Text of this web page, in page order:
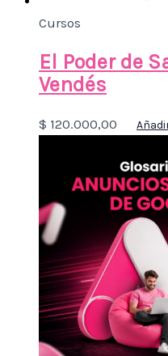
Cursos
El Poder de
Vendés
$ 120.000,00